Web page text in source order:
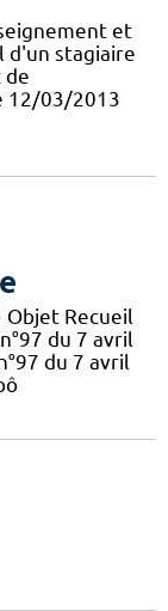
et
d'un stagiaire
de
12/03/2013
Objet Recueil
du 7 avril
du 7 avril